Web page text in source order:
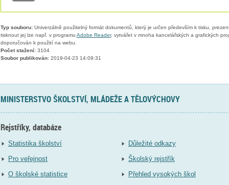
Typ souboru:Univerzálně použitelný formát dokumentů, který je určen především k tisku,
tisknout jej lze např. v programu Adobe Reader, vytvářet v mnoha kancelářských a grafických
doporučován k použití na webu.
Počet stažení:3104
Soubor publikován:2019-04-23 14:09:31
MINISTERSTVO ŠKOLSTVÍ, MLÁDEŽE A TĚLOVÝCHOVY
Rejstříky, databáze
Statistika školství
Pro veřejnost
O školské statistice
Důležité odkazy
Školský rejstřík
Přehled vysokých škol